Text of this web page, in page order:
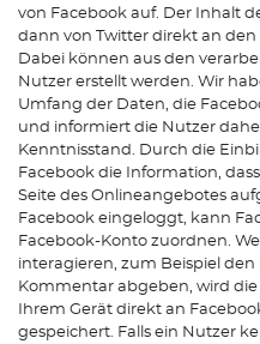
von Facebook auf. Der Inhalt
dann von Twitter direkt an
Dabei können aus den
Nutzer erstellt werden. Wir
Umfang der Daten, die
und informiert die Nutzer
Kenntnisstand. Durch die
Facebook die Information,
Seite des Onlineangebotes
Facebook eingeloggt, kann
Facebook-Konto zuordnen.
interagieren, zum Beispiel
Kommentar abgeben, wird
Ihrem Gerät direkt an
gespeichert. Falls ein Nutzer